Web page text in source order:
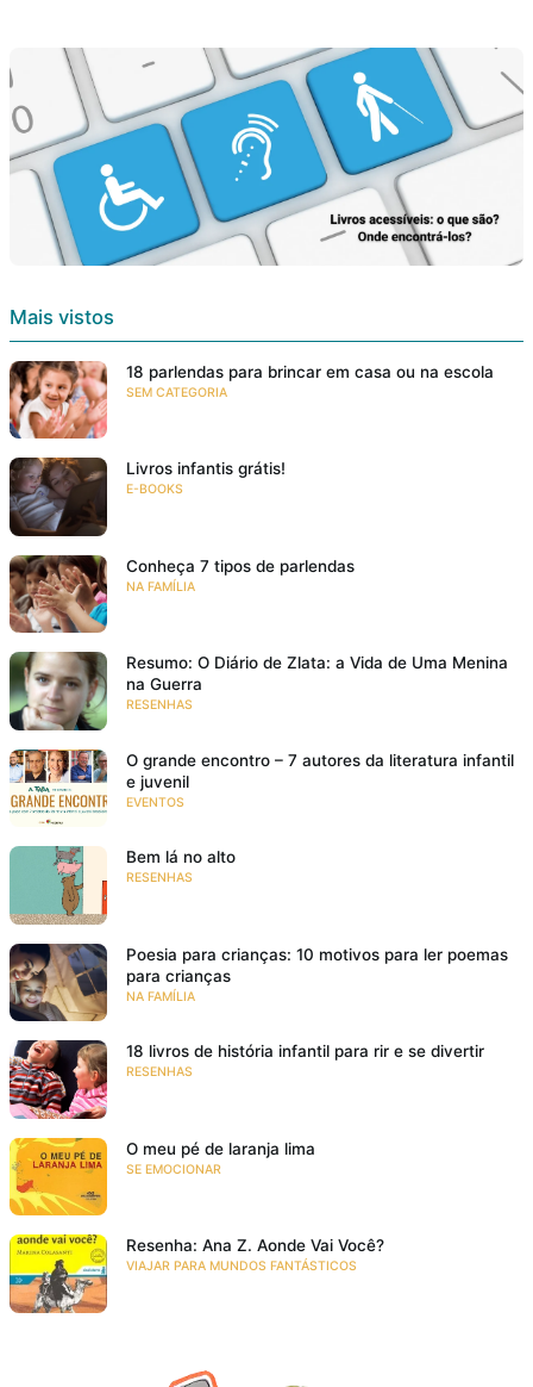
Mais vistos
18 parlendas para brincar em casa ou na escola
SEM CATEGORIA
Livros infantis grátis!
E-BOOKS
Conheça 7 tipos de parlendas
NA FAMÍLIA
Resumo: O Diário de Zlata: a Vida de Uma Menina
na Guerra
RESENHAS
O grande encontro – 7 autores da literatura infantil
e juvenil
EVENTOS
Bem lá no alto
RESENHAS
Poesia para crianças: 10 motivos para ler poemas
para crianças
NA FAMÍLIA
18 livros de história infantil para rir e se divertir
RESENHAS
O meu pé de laranja lima
SE EMOCIONAR
Resenha: Ana Z. Aonde Vai Você?
VIAJAR PARA MUNDOS FANTÁSTICOS